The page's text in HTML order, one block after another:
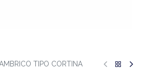
TIPO CORTINA